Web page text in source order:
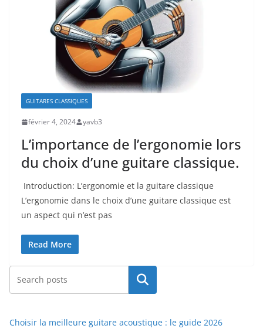
GUITARES CLASSIQUES
février 4, 2024 yavb3
L’importance de l’ergonomie lors
du choix d’une guitare classique.
⁤ Introduction: L’ergonomie et la guitare classique
L’ergonomie dans le choix d’une⁢ guitare classique est
⁢un aspect ⁣qui n’est pas
Read More
Rechercher
Choisir la meilleure guitare acoustique : le guide 2026